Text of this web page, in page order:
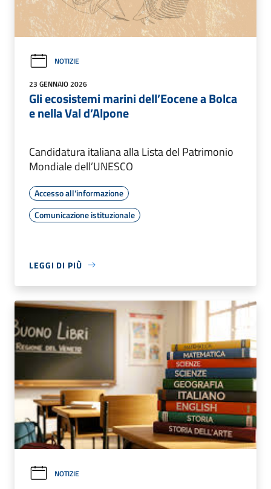
NOTIZIE
23 GENNAIO 2026
Gli ecosistemi marini dell’Eocene a Bolca
e nella Val d’Alpone
Candidatura italiana alla Lista del Patrimonio
Mondiale dell’UNESCO
Accesso all'informazione
Comunicazione istituzionale
LEGGI DI PIÙ
NOTIZIE